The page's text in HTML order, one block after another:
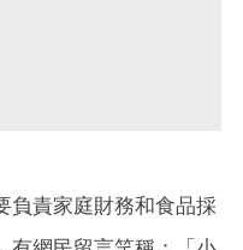
負責家庭財務和食品採